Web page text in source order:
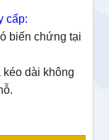
cấp:
biến chứng tại
kéo dài không